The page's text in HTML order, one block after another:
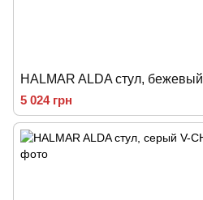
HALMAR ALDA стул, бежевый
5 024 грн